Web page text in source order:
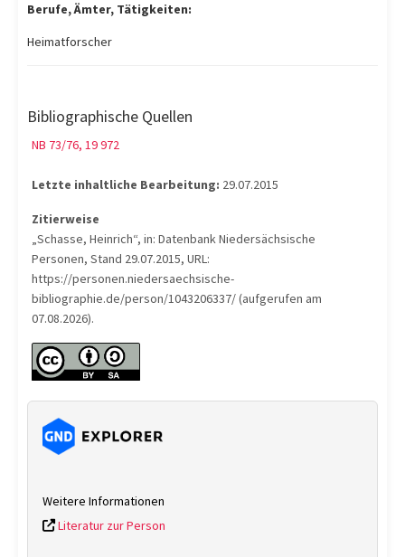
Berufe, Ämter, Tätigkeiten:
Heimatforscher
Bibliographische Quellen
NB 73/76, 19 972
Letzte inhaltliche Bearbeitung: 29.07.2015
Zitierweise
„Schasse, Heinrich“, in: Datenbank Niedersächsische
Personen, Stand 29.07.2015, URL:
https://personen.niedersaechsische-
bibliographie.de/person/1043206337/ (aufgerufen am
07.08.2026).
Weitere Informationen
Literatur zur Person